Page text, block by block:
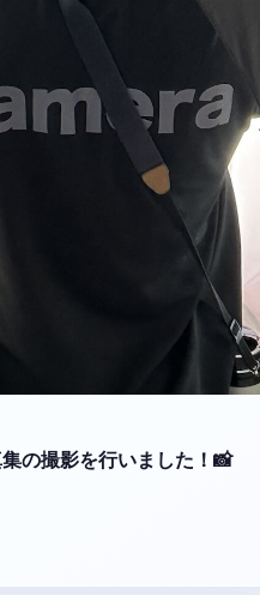
の撮影を行いました！📸